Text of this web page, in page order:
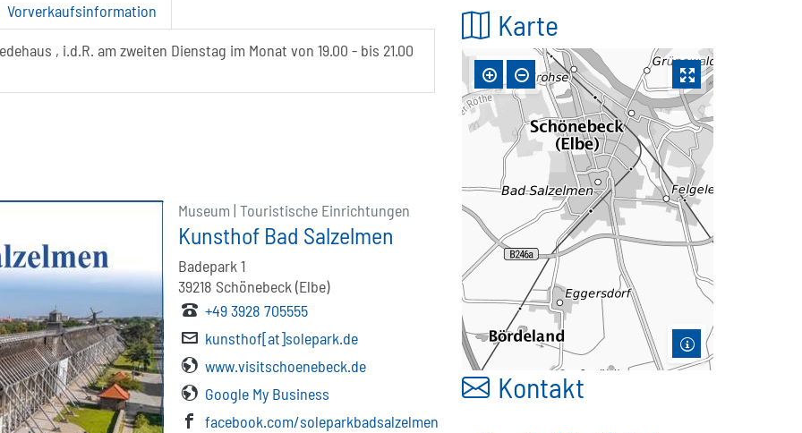
Vorverkaufsinformation
, i.d.R. am zweiten Dienstag im Monat von 19.00 - bis 21.00
Museum | Touristische Einrichtungen
Kunsthof Bad Salzelmen
Badepark 1
39218 Schönebeck (Elbe)
+49 3928 705555
kunsthof[at]solepark.de
www.visitschoenebeck.de
Google My Business
facebook.com/soleparkbadsalzelmen
Karte
Kontakt